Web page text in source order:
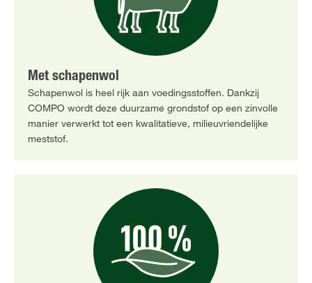
Met schapenwol
Schapenwol is heel rijk aan voedingsstoffen. Dankzij
COMPO wordt deze duurzame grondstof op een zinvolle
manier verwerkt tot een kwalitatieve, milieuvriendelijke
meststof.